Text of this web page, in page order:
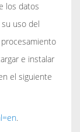
los datos
uso del
e instalar
el siguiente
.